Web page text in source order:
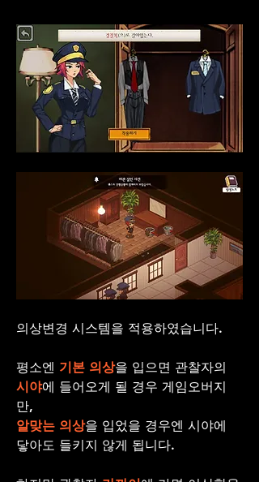
의상변경 시스템을 적용하였습니다.
평소엔 기본 의상
시야에 들어오게 될 경우 게임오버지
만,
알맞는 의상을 입었을 경우엔 시야에
닿아도 들키지 않게 됩니다.